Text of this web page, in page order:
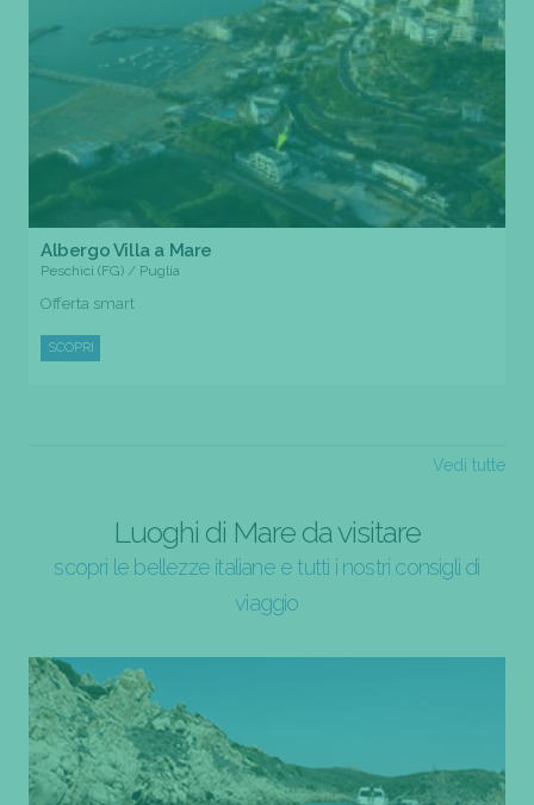
Albergo Villa a Mare
Peschici (FG) / Puglia
Offerta smart
SCOPRI
Vedi tutte
Luoghi di Mare da visitare
scopri le bellezze italiane e tutti i nostri consigli di
viaggio